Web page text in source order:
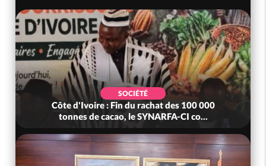
SOCIÉTÉ
Côte d'Ivoire : MIRAH, bras de fer autour de la
mutuelle, le SYNHA-CI saisi...